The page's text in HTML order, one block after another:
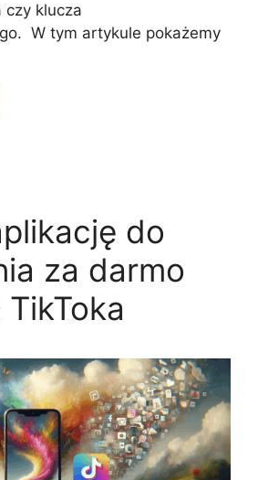
czy klucza
W tym artykule pokażemy
do
za darmo